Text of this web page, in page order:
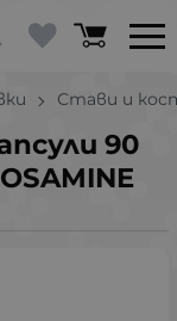
Стави и
90